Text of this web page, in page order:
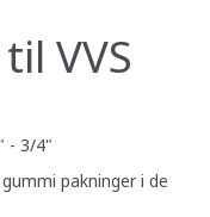
VVS
- 3/4"
pakninger i de